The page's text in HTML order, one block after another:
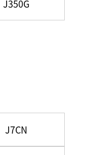
J350G
J7CN